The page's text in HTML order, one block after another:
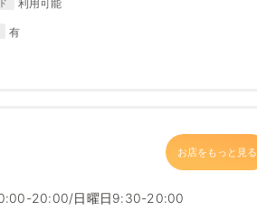
利用可能
有
お店をもっと見る
20:00/日曜日9:30-20:00